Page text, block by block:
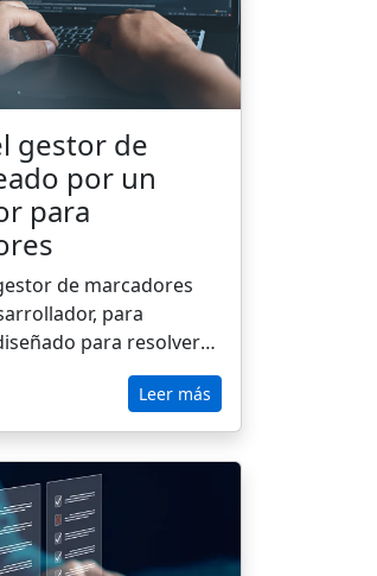
gestor de
por un
para
de marcadores
para
para resolver
de pestañas
dispersos y
A diferencia de las
del navegador o de
CarryLinks te
entre navegadores,
organización
o pila y una
Leer más